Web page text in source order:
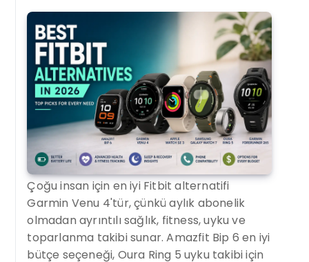
Çoğu insan için en iyi Fitbit alternatifi
Garmin Venu 4'tür, çünkü aylık abonelik
olmadan ayrıntılı sağlık, fitness, uyku ve
toparlanma takibi sunar. Amazfit Bip 6 en iyi
bütçe seçeneği, Oura Ring 5 uyku takibi için